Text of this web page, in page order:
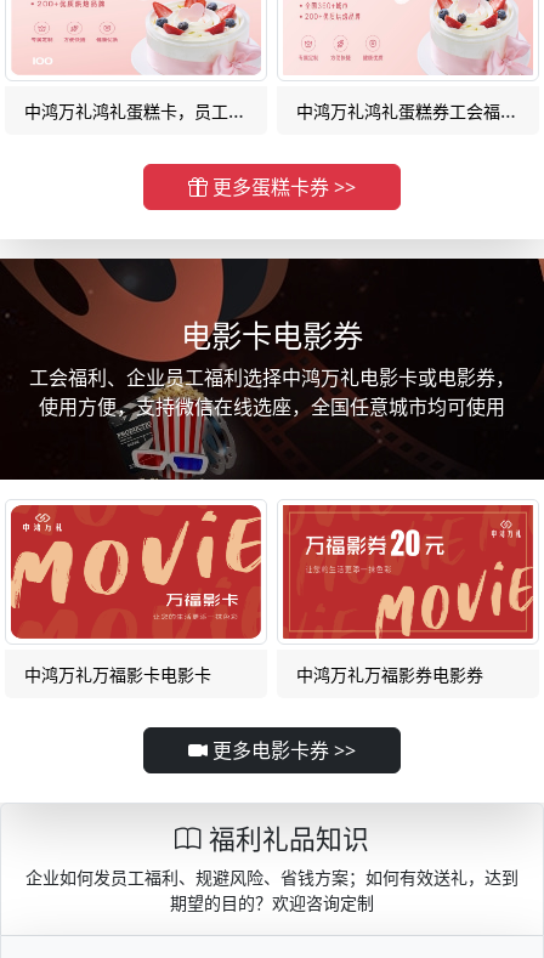
中鸿万礼鸿礼蛋糕卡，员工福利蛋糕卡 中鸿万礼鸿礼蛋糕券工会福利蛋糕券
更多蛋糕卡券 >>
电影卡电影券
工会福利、企业员工福利选择中鸿万礼电影卡或电影券，
使用方便，支持微信在线选座，全国任意城市均可使用
中鸿万礼万福影卡电影卡 中鸿万礼万福影券电影券
更多电影卡券 >>
福利礼品知识
企业如何发员工福利、规避风险、省钱方案；如何有效送礼，达到
期望的目的？欢迎咨询定制